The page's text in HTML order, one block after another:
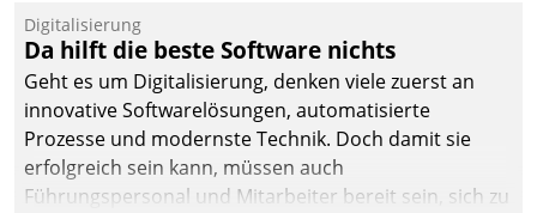
kommunale Wohnungsbauunternehmen daher
gemeinsam mit der Berliner Datatrain GmbH den
Teilprozess der Objektsanierung digitalisiert.
Digitalisierung
Da hilft die beste Software nichts
Geht es um Digitalisierung, denken viele zuerst an
innovative Softwarelösungen, automatisierte
Prozesse und modernste Technik. Doch damit sie
erfolgreich sein kann, müssen auch
Führungspersonal und Mitarbeiter bereit sein, sich zu